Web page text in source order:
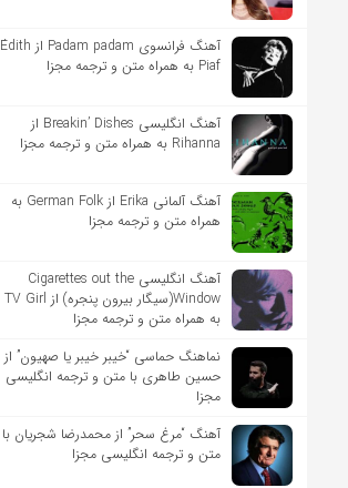
آهنگ فرانسوی Padam padam از Édith
Piaf به همراه متن و ترجمه مجزا
آهنگ انگلیسی Breakin’ Dishes از
Rihanna به همراه متن و ترجمه مجزا
آهنگ آلمانی Erika از German Folk به
همراه متن و ترجمه مجزا
آهنگ انگلیسی Cigarettes out the
Window(سیگار بیرون پنجره) از TV Girl
به همراه متن و ترجمه مجزا
نماهنگ حماسی “خیبر خیبر یا صهیون” از
حسین طاهری با متن و ترجمه انگلیسی
مجزا
آهنگ “مرغ سحر” از محمدرضا شجریان با
متن و ترجمه انگلیسی مجزا